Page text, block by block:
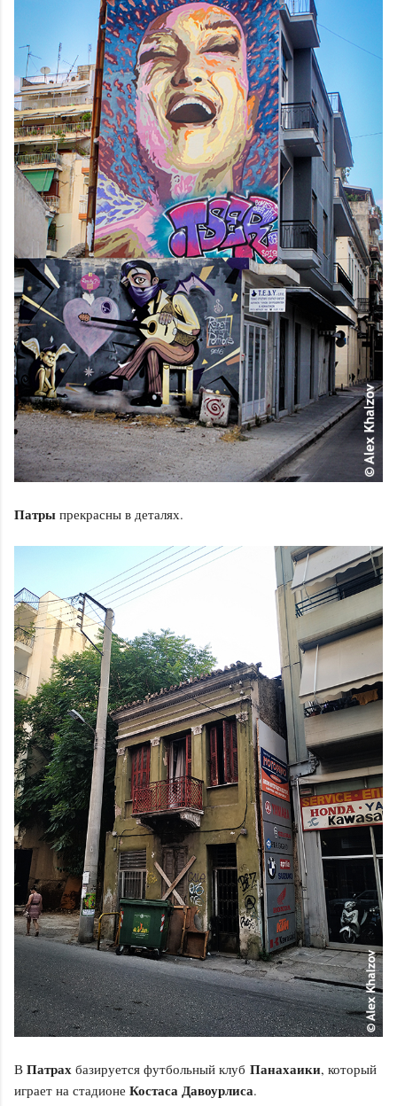
Патры прекрасны в деталях.
В Патрах базируется футбольный клуб Панахаики, который
играет на стадионе Костаса Давоурлиса.